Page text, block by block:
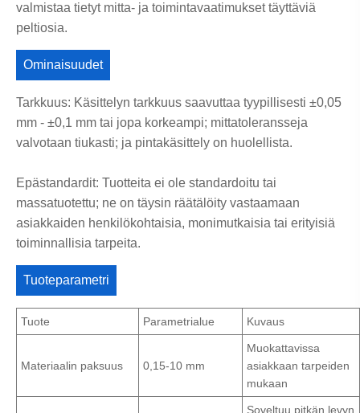
valmistaa tietyt mitta- ja toimintavaatimukset täyttäviä
peltiosia.
Ominaisuudet
Tarkkuus: Käsittelyn tarkkuus saavuttaa tyypillisesti ±0,05
mm - ±0,1 mm tai jopa korkeampi; mittatoleransseja
valvotaan tiukasti; ja pintakäsittely on huolellista.
Epästandardit: Tuotteita ei ole standardoitu tai
massatuotettu; ne on täysin räätälöity vastaamaan
asiakkaiden henkilökohtaisia, monimutkaisia ​​tai erityisiä
toiminnallisia tarpeita.
Tuoteparametri
Tuote Parametrialue Kuvaus
Materiaalin paksuus 0,15-10 mm
Muokattavissa
asiakkaan tarpeiden
mukaan
Soveltuu pitkän levyn